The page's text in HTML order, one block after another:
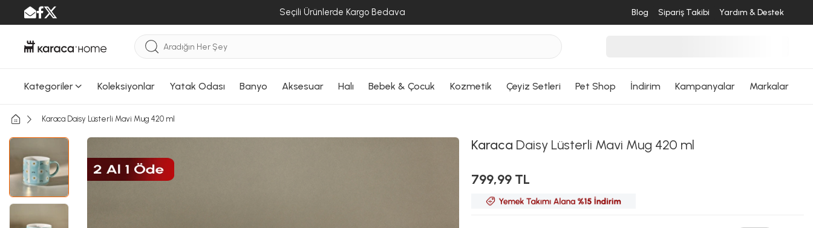
Seçili Ürünlerde Kargo Bedava Blog Sipariş Takibi Yardım & Destek
Kategoriler Koleksiyonlar Yatak Odası Banyo Aksesuar Halı Bebek & Çocuk Kozmetik Çeyiz Setleri Pet Shop İndirim Kampanyalar Markalar
Karaca Daisy Lüsterli Mavi Mug 420 ml
Karaca Daisy Lüsterli Mavi Mug 420 ml
799,99 TL